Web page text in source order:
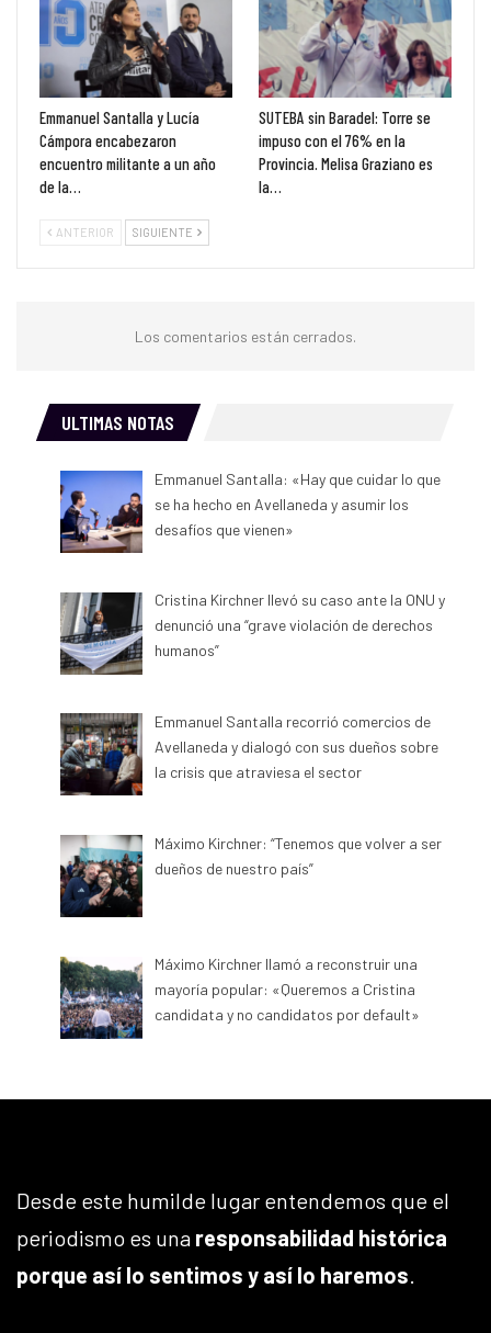
Emmanuel Santalla y Lucía
Cámpora encabezaron
encuentro militante a un año
de la…
SUTEBA sin Baradel: Torre se
impuso con el 76% en la
Provincia. Melisa Graziano es
la…
ANTERIOR SIGUIENTE
Los comentarios están cerrados.
ULTIMAS NOTAS
Emmanuel Santalla: «Hay que cuidar lo que
se ha hecho en Avellaneda y asumir los
desafíos que vienen»
Cristina Kirchner llevó su caso ante la ONU y
denunció una “grave violación de derechos
humanos”
Emmanuel Santalla recorrió comercios de
Avellaneda y dialogó con sus dueños sobre
la crisis que atraviesa el sector
Máximo Kirchner: “Tenemos que volver a ser
dueños de nuestro país”
Máximo Kirchner llamó a reconstruir una
mayoría popular: «Queremos a Cristina
candidata y no candidatos por default»
Desde este humilde lugar entendemos que el
periodismo es una responsabilidad histórica
porque así lo sentimos y así lo haremos.